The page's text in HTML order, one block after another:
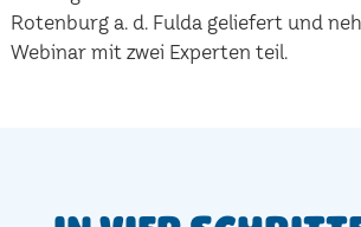
Rotenburg a. d. Fulda geliefert und
Webinar mit zwei Experten teil.